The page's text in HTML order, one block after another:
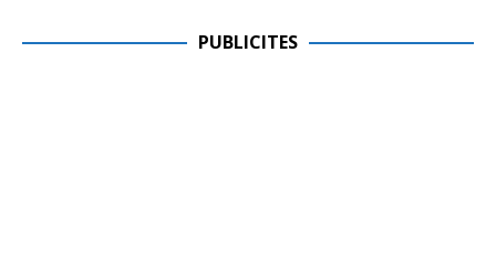
PUBLICITES